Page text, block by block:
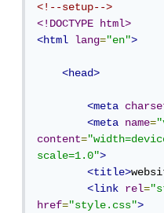
<!--setup-->
<!DOCTYPE html>
<html
lang="en">
<head>
<meta
<meta
name=
content=
scale=1.0">
<title>
<link
rel=
href="style.css">